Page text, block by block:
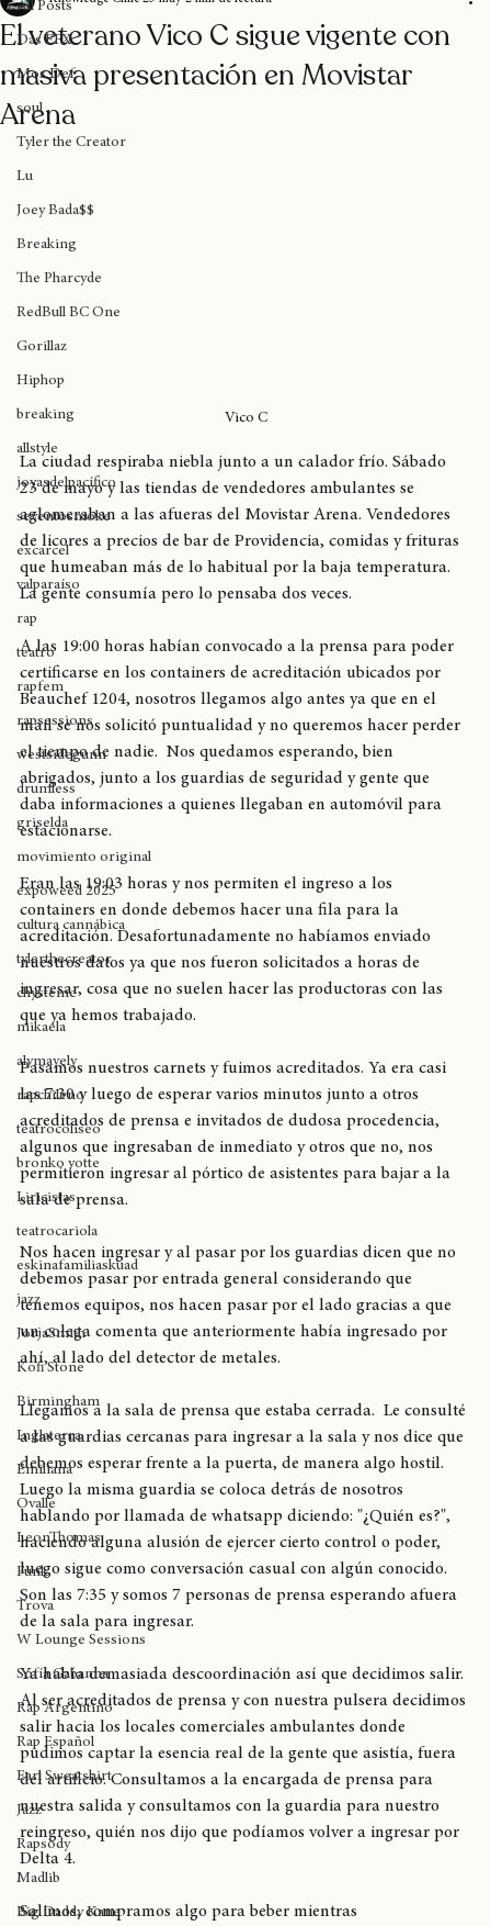
All Posts
Das EFX
Mos Def
soul
Tyler the Creator
Lu
Joey Bada$$
Breaking
The Pharcyde
RedBull BC One
Gorillaz
Hiphop
breaking
allstyle
joyasdelpacífico
seventosmoke
excarcel
valparaíso
rap
teatro
rapfem
rapsessions
westsidegunn
drumless
griselda
movimiento original
expoweed 2025
cultura cannábica
tylerthecreator
chystemc
mikaela
alymayely
rapchileno
teatrocoliseo
bronko yotte
Liricistas
teatrocariola
eskinafamiliaskuad
jazz
JorjaSmith
Kofi Stone
Birmingham
Inglaterra
Emiliana
Ovalle
LeonThomas
Funk
Trova
W Lounge Sessions
Sofía Gabanna
Rap Argentino
Rap Español
Earl Sweatshirt
Jazz
Rapsody
Madlib
El veterano Vico C sigue vigente con
masiva presentación en Movistar
Arena
Knowledge Chile 25 may 2 min de lectura
La ciudad respiraba niebla junto a un calador frío. Sábado
23 de mayo y las tiendas de vendedores ambulantes se
aglomeraban a las afueras del Movistar Arena. Vendedores
de licores a precios de bar de Providencia, comidas y frituras
que humeaban más de lo habitual por la baja temperatura.
La gente consumía pero lo pensaba dos veces.
A las 19:00 horas habían convocado a la prensa para poder
certificarse en los containers de acreditación ubicados por
Beauchef 1204, nosotros llegamos algo antes ya que en el
mail se nos solicitó puntualidad y no queremos hacer perder
el tiempo de nadie.  Nos quedamos esperando, bien
abrigados, junto a los guardias de seguridad y gente que
daba informaciones a quienes llegaban en automóvil para
estacionarse.
Eran las 19:03 horas y nos permiten el ingreso a los
containers en donde debemos hacer una fila para la
acreditación. Desafortunadamente no habíamos enviado
nuestros datos ya que nos fueron solicitados a horas de
ingresar, cosa que no suelen hacer las productoras con las
Pasamos nuestros carnets y fuimos acreditados. Ya era casi
las 7:30 y luego de esperar varios minutos junto a otros
acreditados de prensa e invitados de dudosa procedencia,
algunos que ingresaban de inmediato y otros que no, nos
permitieron ingresar al pórtico de asistentes para bajar a la
sala de prensa.
Nos hacen ingresar y al pasar por los guardias dicen que no
debemos pasar por entrada general considerando que
tenemos equipos, nos hacen pasar por el lado gracias a que
un colega comenta que anteriormente había ingresado por
Llegamos a la sala de prensa que estaba cerrada.  Le consulté
a las guardias cercanas para ingresar a la sala y nos dice que
debemos esperar frente a la puerta, de manera algo hostil.
Luego la misma guardia se coloca detrás de nosotros
hablando por llamada de whatsapp diciendo: "¿Quién es?",
haciendo alguna alusión de ejercer cierto control o poder,
luego sigue como conversación casual con algún conocido.
Son las 7:35 y somos 7 personas de prensa esperando afuera
de la sala para ingresar.
Ya había demasiada descoordinación así que decidimos salir.
Al ser acreditados de prensa y con nuestra pulsera decidimos
salir hacia los locales comerciales ambulantes donde
pudimos captar la esencia real de la gente que asistía, fuera
del artificio. Consultamos a la encargada de prensa para
nuestra salida y consultamos con la guardia para nuestro
reingreso, quién nos dijo que podíamos volver a ingresar por
Delta 4.